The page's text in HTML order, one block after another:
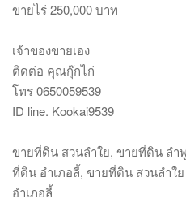
ขายไร่ 250,000 บาท
เจ้าของขายเอง
ติดต่อ คุณกุ๊กไก่
โทร 0650059539
ID line. Kookai9539
ขายที่ดิน สวนลำใย, ขายที่ดิน ล
ที่ดิน อำเภอลี้, ขายที่ดิน สวนลำใ
อำเภอลี้